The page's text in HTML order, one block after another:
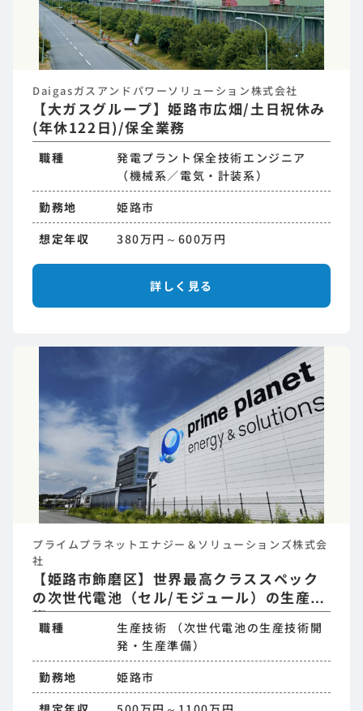
Daigasガスアンドパワーソリューション株式会社
【大ガスグループ】姫路市広畑/土日祝休み
(年休122日)/保全業務
職種
発電プラント保全技術エンジニア
（機械系／電気・計装系）
勤務地
姫路市
想定年収
380万円～600万円
詳しく見る
プライムプラネットエナジー＆ソリューションズ株式会
社
【姫路市飾磨区】世界最高クラススペック
の次世代電池（セル/モジュール）の生産技
術
職種
生産技術 （次世代電池の生産技術開
発・生産準備）
勤務地
姫路市